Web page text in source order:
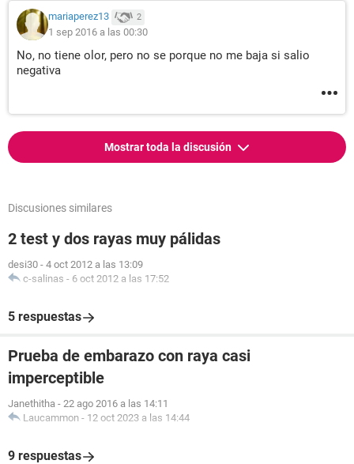
mariaperez13 2
1 sep 2016 a las 00:30
No, no tiene olor, pero no se porque no me baja si salio
negativa
Mostrar toda la discusión
Discusiones similares
2 test y dos rayas muy pálidas
desi30 - 4 oct 2012 a las 13:09
c-salinas - 6 oct 2012 a las 17:52
5 respuestas
Prueba de embarazo con raya casi
imperceptible
Janethitha - 22 ago 2016 a las 14:11
Laucammon - 12 oct 2023 a las 14:44
9 respuestas